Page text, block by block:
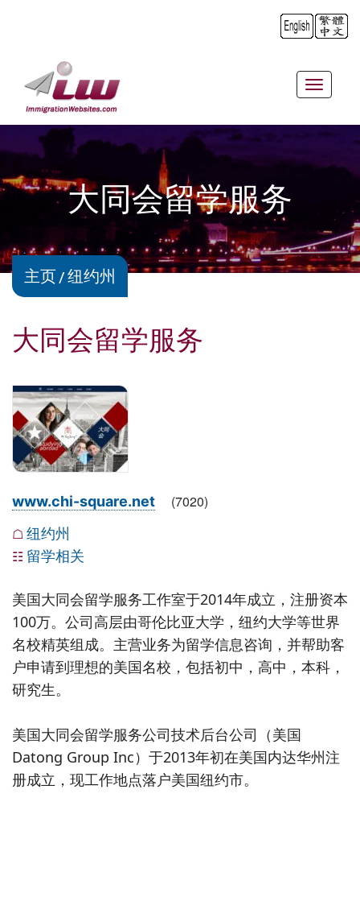
Toggle
大同会留学服务
主页 纽约州
大同会留学服务
www.chi-square.net (7020)
☖ 纽约州
☷ 留学相关
美国大同会留学服务工作室于2014年成立，注册资本
100万。公司高层由哥伦比亚大学，纽约大学等世界
名校精英组成。主营业务为留学信息咨询，并帮助客
户申请到理想的美国名校，包括初中，高中，本科，
研究生。
美国大同会留学服务公司技术后台公司（美国
Datong Group Inc）于2013年初在美国内达华州注
册成立，现工作地点落户美国纽约市。